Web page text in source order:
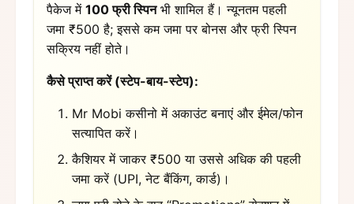
पैकेज में100 फ्री स्पिनभी शामिल हैं। न्यूनतम पहली
जमा ₹500 है; इससे कम जमा पर बोनस और फ्री स्पिन
सक्रिय नहीं होते।
कैसे प्राप्त करें (स्टेप-बाय-स्टेप):
Mr Mobi कसीनो में अकाउंट बनाएं और ईमेल/फोन
सत्यापित करें।
कैशियर में जाकर ₹500 या उससे अधिक की पहली
जमा करें (UPI, नेट बैंकिंग, कार्ड)।